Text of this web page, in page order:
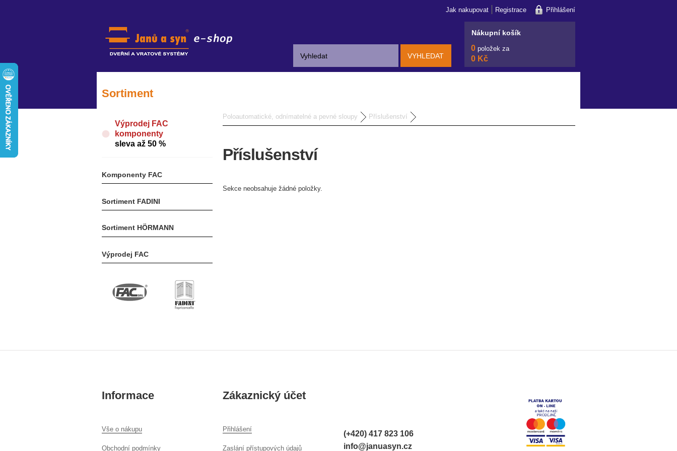
Jak nakupovat | Registrace Přihlášení
VYHLEDAT
Nákupní košík
0položek za
0 Kč
Sortiment
Výprodej FAC
komponenty
sleva až 50 %
Komponenty FAC
Sortiment FADINI
Sortiment HÖRMANN
Výprodej FAC
Poloautomatické, odnímatelné a pevné sloupy Příslušenství
Příslušenství
Sekce neobsahuje žádné položky.
Informace
Vše o nákupu
Obchodní podmínky
Zákaznický účet
Přihlášení
Zaslání přístupových údajů
(+420) 417 823 106
info@januasyn.cz